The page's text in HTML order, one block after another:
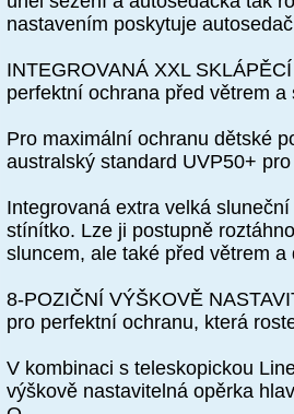
nastavením poskytuje
INTEGROVANÁ XXL
perfektní ochrana před větrem
Pro maximální ochranu dětské
australský standard UVP50+
Integrovaná extra velká
stínítko. Lze ji postupně
sluncem, ale také před větrem a
8-POZIČNÍ VÝŠKOVĚ
pro perfektní ochranu, která
V kombinaci s teleskopickou
výškově nastavitelná opěrka